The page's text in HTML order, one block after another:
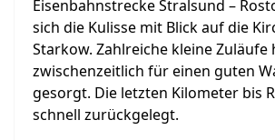
Eisenbahnstrecke Stralsund –
sich die Kulisse mit Blick auf die
Starkow. Zahlreiche kleine Zuläufe
zwischenzeitlich für einen guten
gesorgt. Die letzten Kilometer bis
schnell zurückgelegt.